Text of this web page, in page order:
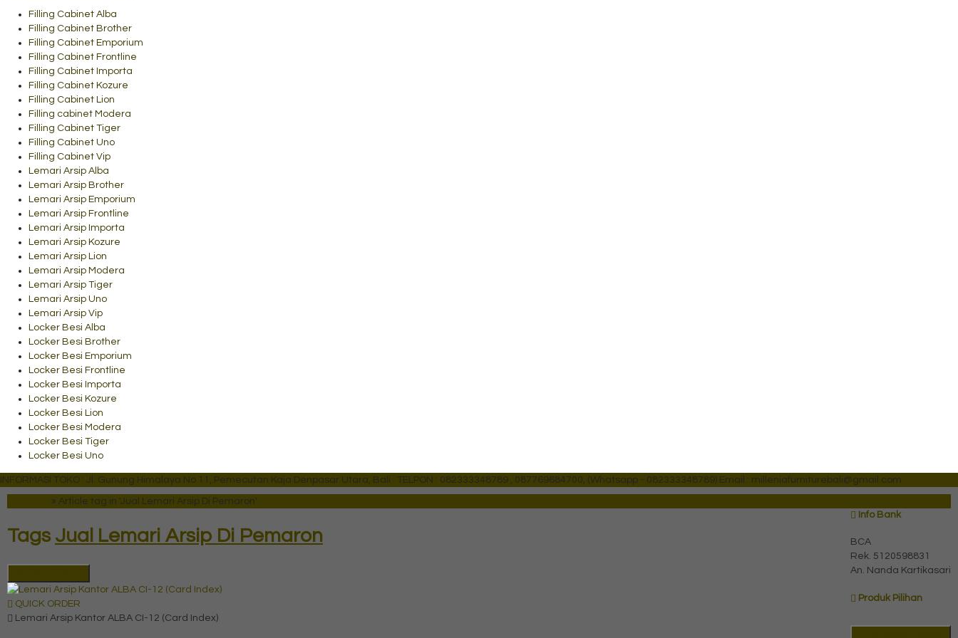
Filling Cabinet Alba
Filling Cabinet Brother
Filling Cabinet Emporium
Filling Cabinet Frontline
Filling Cabinet Importa
Filling Cabinet Kozure
Filling Cabinet Lion
Filling cabinet Modera
Filling Cabinet Tiger
Filling Cabinet Uno
Filling Cabinet Vip
Lemari Arsip Alba
Lemari Arsip Brother
Lemari Arsip Emporium
Lemari Arsip Frontline
Lemari Arsip Importa
Lemari Arsip Kozure
Lemari Arsip Lion
Lemari Arsip Modera
Lemari Arsip Tiger
Lemari Arsip Uno
Lemari Arsip Vip
Locker Besi Alba
Locker Besi Brother
Locker Besi Emporium
Locker Besi Frontline
Locker Besi Importa
Locker Besi Kozure
Locker Besi Lion
Locker Besi Modera
Locker Besi Tiger
Locker Besi Uno
INFORMASI TOKO : Jl. Gunung Himalaya No 11, Pemecutan Kaja Denpasar Utara, Bali . TELPON : 082333348789 , 087769684700, (Whatsapp - 082333348789) Email : milleniafurniturebali@gmail.com
» Article tag in 'Jual Lemari Arsip Di Pemaron'
Tags Jual Lemari Arsip Di Pemaron
QUICK ORDER
Lemari Arsip Kantor ALBA CI-12 (Card Index)
Info Bank
BCA
Rek. 5120598831
An. Nanda Kartikasari
Produk Pilihan